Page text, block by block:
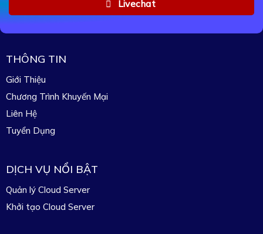
Livechat
THÔNG TIN
Giới Thiệu
Chương Trình Khuyến Mại
Liên Hệ
Tuyển Dụng
DỊCH VỤ NỔI BẬT
Quản lý Cloud Server
Khởi tạo Cloud Server